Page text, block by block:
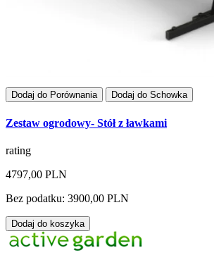
Dodaj do Porównania Dodaj do Schowka
Zestaw ogrodowy- Stół z ławkami
rating
4797,00 PLN
Bez podatku: 3900,00 PLN
Dodaj do koszyka